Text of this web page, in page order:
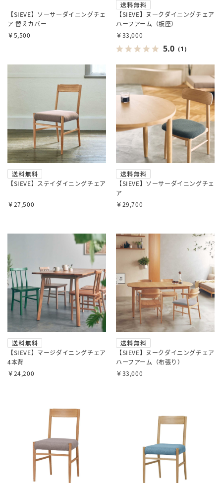
【SIEVE】ソーサーダイニングチェ
ア 替えカバー
￥5,500
【SIEVE】ヌークダイニングチェア
ハーフアーム（板座）
￥33,000
5.0 （1）
【SIEVE】ステイダイニングチェア
￥27,500
【SIEVE】ソーサーダイニングチェ
ア
￥29,700
【SIEVE】マージダイニングチェア
4本背
￥24,200
【SIEVE】ヌークダイニングチェア
ハーフアーム（布張り）
￥33,000